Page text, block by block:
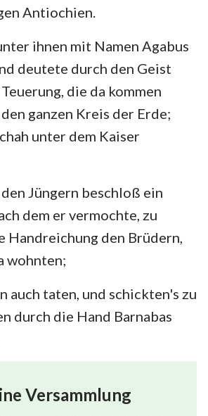
Antiochien.
ihnen mit Namen Agabus
deutete durch den Geist
die da kommen
ganzen Kreis der Erde;
unter dem Kaiser
Jüngern beschloß ein
dem er vermochte, zu
Handreichung den Brüdern,
wohnten;
auch taten, und schickten's zu
durch die Hand Barnabas
Versammlung